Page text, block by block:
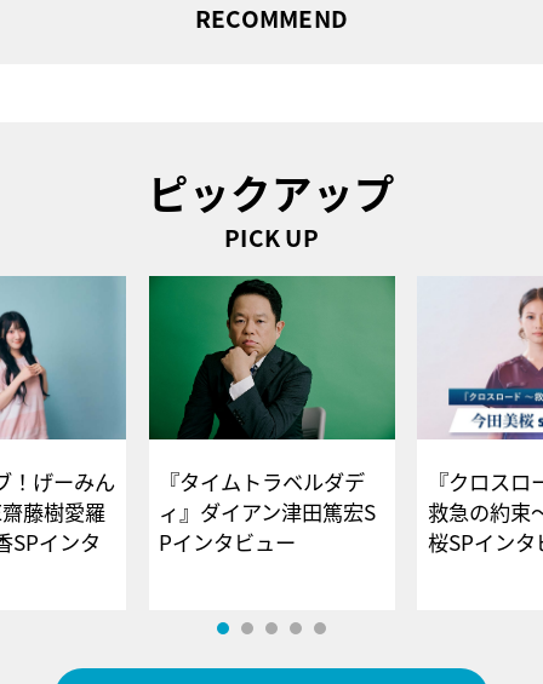
RECOMMEND
ピックアップ
PICK UP
！げーみん
藤樹愛羅
SPインタ
『タイムトラベルダデ
ィ』ダイアン津田篤宏S
Pインタビュー
『クロス
救急の約束
桜SPイ